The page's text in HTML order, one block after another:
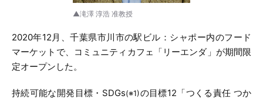
▲滝澤 淳浩 准教授
2020年12月、千葉県市川市の駅ビル：シャポー内のフード
マーケットで、コミュニティカフェ「リーエンダ」が期間限
定オープンした。
持続可能な開発目標・SDGs(※1)の目標12「つくる責任 つか